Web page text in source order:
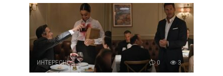
ИНТЕРЕСНОЕ 0 3